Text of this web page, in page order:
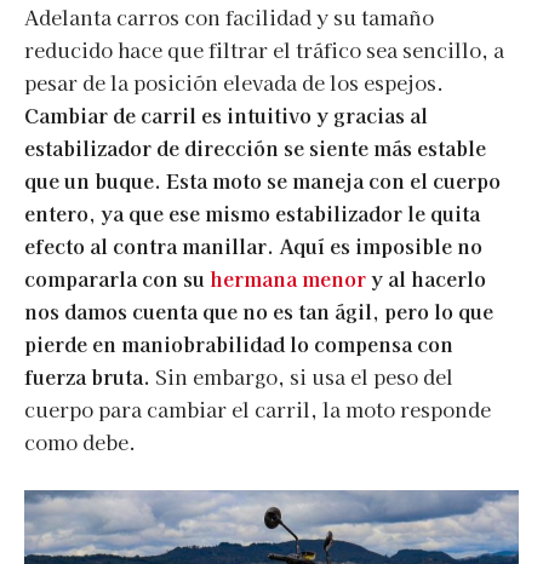
Adelanta carros con facilidad y su tamaño
reducido hace que filtrar el tráfico sea sencillo, a
pesar de la posición elevada de los espejos.
Cambiar de carril es intuitivo y gracias al
estabilizador de dirección se siente más estable
que un buque. Esta moto se maneja con el cuerpo
entero, ya que ese mismo estabilizador le quita
efecto al contra manillar. Aquí es imposible no
compararla con su hermana menory al hacerlo
nos damos cuenta que no es tan ágil, pero lo que
pierde en maniobrabilidad lo compensa con
fuerza bruta. Sin embargo, si usa el peso del
cuerpo para cambiar el carril, la moto responde
como debe.